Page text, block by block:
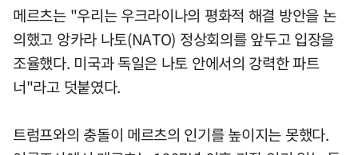
메르츠는 "우리는 우크라이나의 평화적 해결 방안을 논
의했고 앙카라 나토(NATO) 정상회의를 앞두고 입장을
조율했다. 미국과 독일은 나토 안에서의 강력한 파트
너"라고 덧붙였다.
트럼프와의 충돌이 메르츠의 인기를 높이지는 못했다.